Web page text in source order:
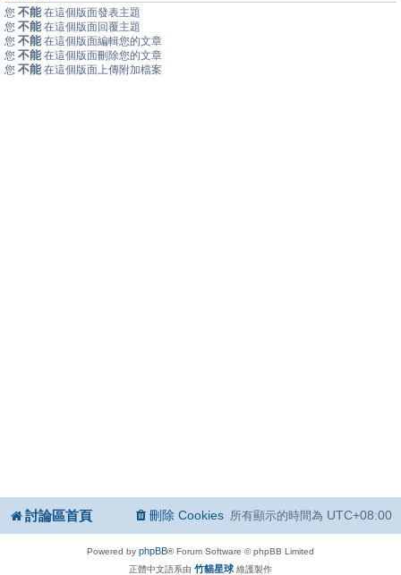
您 不能 在這個版面發表主題
您 不能 在這個版面回覆主題
您 不能 在這個版面編輯您的文章
您 不能 在這個版面刪除您的文章
您 不能 在這個版面上傳附加檔案
討論區首頁 所有顯示的時間為 UTC+08:00
刪除 Cookies
Powered by phpBB® Forum Software © phpBB Limited
正體中文語系由 竹貓星球 維護製作